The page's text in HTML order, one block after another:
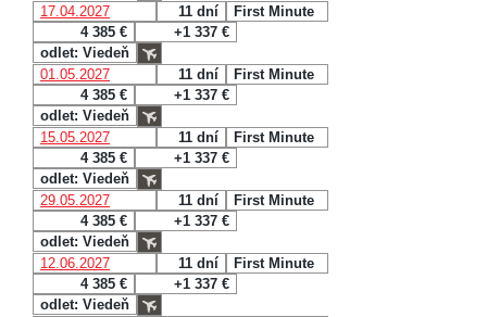
17.04.2027
11 dní
First Minute
4 385 €
+1 337 €
odlet: Viedeň
01.05.2027
11 dní
First Minute
4 385 €
+1 337 €
odlet: Viedeň
15.05.2027
11 dní
First Minute
4 385 €
+1 337 €
odlet: Viedeň
29.05.2027
11 dní
First Minute
4 385 €
+1 337 €
odlet: Viedeň
12.06.2027
11 dní
First Minute
4 385 €
+1 337 €
odlet: Viedeň